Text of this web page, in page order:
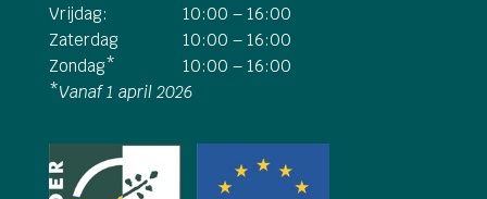
Vrijdag:
10:00 – 16:00
Zaterdag
10:00 – 16:00
Zondag*
10:00 – 16:00
*Vanaf 1 april 2026